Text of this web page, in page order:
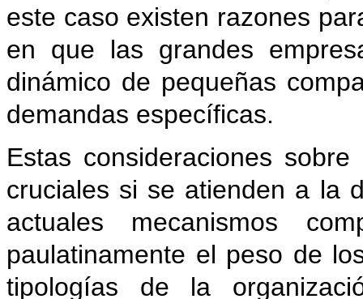
este caso existen razones
en que las grandes
dinámico de pequeñas
demandas específicas.
Estas consideraciones
cruciales si se atienden a la
actuales mecanismos
paulatinamente el peso de
tipologías de la